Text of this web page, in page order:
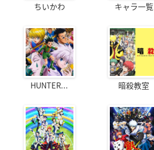
ちいかわ キャラ一覧
HUNTER... 暗殺教室